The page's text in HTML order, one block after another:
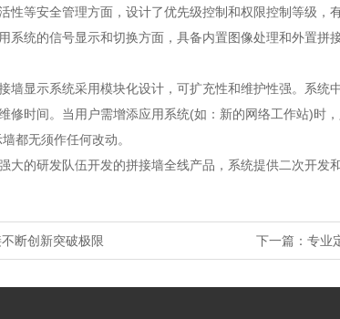
性等安全管理方面，设计了优先级控制和权限控制等级，
系统的信号显示和切换方面，具备内置图像处理和外置
墙显示系统采用模块化设计，可扩充性和维护性强。系
修时间。当用户需增添应用系统(如：新的网络工作站)时
都无须作任何改动。
大的研发队伍开发的拼接墙全线产品，系统提供二次开发
断创新突破极限 下一篇： 专业